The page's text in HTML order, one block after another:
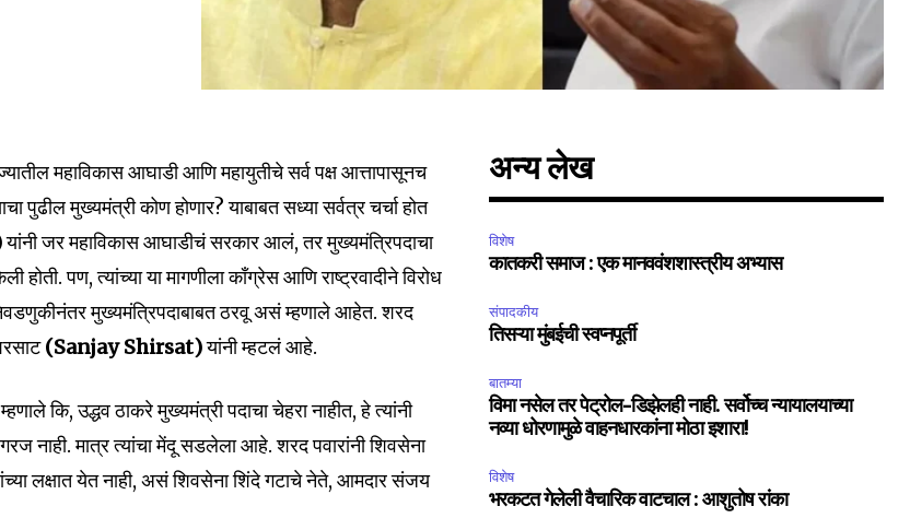
on our website or click
respect your privacy and
safe with us.
I've read and accept the
32,111
Followers
75
महाविकास आघाडी आणि महायुतीचे सर्व पक्ष आत्तापासूनच
पुढील मुख्यमंत्री कोण होणार? याबाबत सध्या सर्वत्र चर्चा होत
यांनी जर महाविकास आघाडीचं सरकार आलं, तर मुख्यमंत्रिपदाचा
पण, त्यांच्या या मागणीला काँग्रेस आणि राष्ट्रवादीने विरोध
मुख्यमंत्रिपदाबाबत ठरवू असं म्हणाले आहेत. शरद
(Sanjay Shirsat)यांनी म्हटलं आहे.
कि, उद्धव ठाकरे मुख्यमंत्री पदाचा चेहरा नाहीत, हे त्यांनी
नाही. मात्र त्यांचा मेंदू सडलेला आहे. शरद पवारांनी शिवसेना
लक्षात येत नाही, असं शिवसेना शिंदे गटाचे नेते, आमदार संजय
अन्य लेख
विशेष
कातकरी समाज : एक मानववंशशास्त्रीय अभ्यास
संपादकीय
तिसऱ्या मुंबईची स्वप्नपूर्ती
बातम्या
विमा नसेल तर पेट्रोल-डिझेलही नाही. सर्वोच्च न्यायालयाच्या
नव्या धोरणामुळे वाहनधारकांना मोठा इशारा!
विशेष
भरकटत गेलेली वैचारिक वाटचाल : आशुतोष रांका